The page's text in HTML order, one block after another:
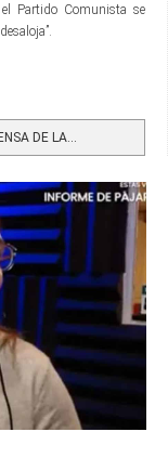
Partido Comunista se
DE LA...